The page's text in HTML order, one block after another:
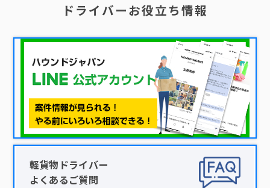
ドライバーお役立ち情報
軽貨物ドライバー
よくあるご質問